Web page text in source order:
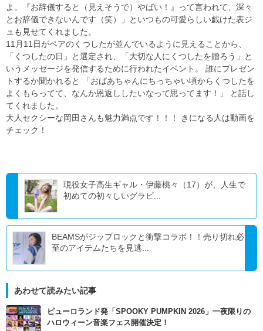
よ。『お辞儀すると（見えそうで）やばい！』って言われて、深々
とお辞儀できないんです（笑）」といつもの可愛らしい戯けた表ジ
ュも見せてくれました。
11月11日がペアのくつしたが並んでいるように見えることから、
「くつしたの日」と選定され、「大切な人にくつしたを贈ろう」と
いうメッセージを発信するために行われたイベント。 誰にプレゼン
トするか聞かれると 「おばあちゃんにちっちゃい頃からくつしたを
よくもらってて、なんか恩返ししたいなって思ってます！」 と話し
てくれました。
大人セクシーな岡田さんも魅力満点です！！！ きになる人は動画を
チェック！
現役女子高生ギャル・伊藤桃々（17）が、人生で
初めての初々しいグラビ...
BEAMSがジップロックと衝撃コラボ！！売り切れ必
至のアイテムたちを見逃...
あわせて読みたい記事
ピューロランド発「SPOOKY PUMPKIN 2026」一夜限りの
ハロウィーン音楽フェス開催決定！